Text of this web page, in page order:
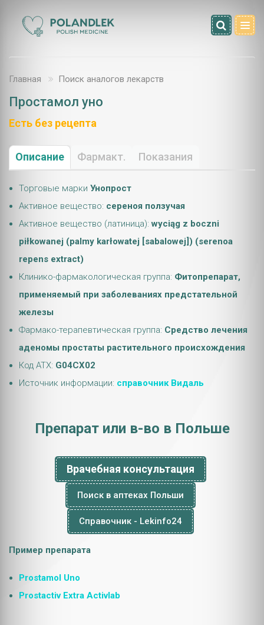
Главная Поиск аналогов лекарств
Простамол уно
Есть без рецепта
Описание Фармакт. Показания
Торговые марки Унопрост
Активное вещество: сереноя ползучая
Активное вещество (латиница):wyciąg z boczni
piłkowanej (palmy karłowatej [sabalowej]) (serenoa
repens extract)
Клинико-фармакологическая группа: Фитопрепарат,
применяемый при заболеваниях предстательной
железы
Фармако-терапевтическая группа: Средство лечения
аденомы простаты растительного происхождения
Код АТХ: G04CX02
Источник информации: справочник Видаль
Препарат или в-во в Польше
Врачебная консультация
Поиск в аптеках Польши
Справочник - Lekinfo24
Пример препарата
Prostamol Uno
Prostactiv Extra Activlab